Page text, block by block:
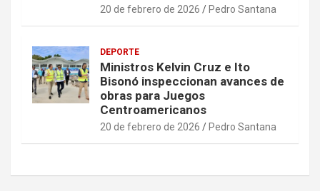
20 de febrero de 2026 Pedro Santana
DEPORTE
Ministros Kelvin Cruz e Ito
Bisonó inspeccionan avances de
obras para Juegos
Centroamericanos
20 de febrero de 2026 Pedro Santana